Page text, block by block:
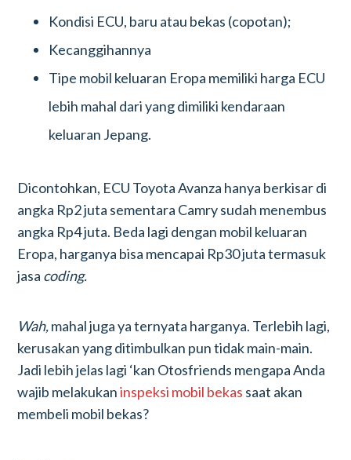
Kondisi ECU, baru atau bekas (copotan);
Kecanggihannya
Tipe mobil keluaran Eropa memiliki harga ECU
lebih mahal dari yang dimiliki kendaraan
keluaran Jepang.
Dicontohkan, ECU Toyota Avanza hanya berkisar di
angka Rp2 juta sementara Camry sudah menembus
angka Rp4 juta. Beda lagi dengan mobil keluaran
Eropa, harganya bisa mencapai Rp30 juta termasuk
jasa coding.
Wah,mahal juga ya ternyata harganya. Terlebih lagi,
kerusakan yang ditimbulkan pun tidak main-main.
Jadi lebih jelas lagi ‘kan Otosfriends mengapa Anda
wajib melakukaninspeksi mobil bekas saat akan
membeli mobil bekas?